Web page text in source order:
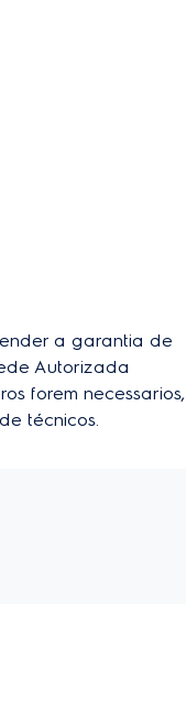
a garantia de
Autorizada
forem necessarios,
técnicos.